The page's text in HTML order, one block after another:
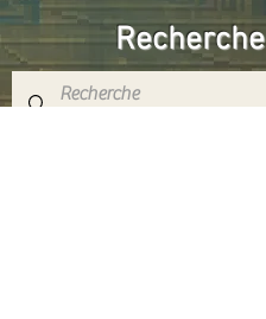
Recherche